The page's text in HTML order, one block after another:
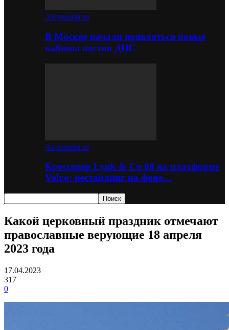
Автомобили
В Москве начали появляться новые
кабины постов ДПС
Автомобили
Кроссовер Lynk & Co 08 на платформе
Volvo: рестайлинг на фоне…
Какой церковный праздник отмечают
православные верующие 18 апреля
2023 года
17.04.2023
317
0